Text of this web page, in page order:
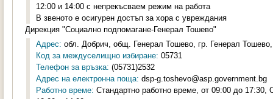
12:00 и 14:00 с непрекъсваем режим на работа
В звеното е осигурен достъп за хора с увреждания
Дирекция "Социално подпомагане-Генерал Тошево"
Адрес: обл. Добрич, общ. Генерал Тошево, гр. Генерал
Код за междуселищно избиране: 05731
Телефон за връзка: (05731)2532
Адрес на електронна поща: dsp-g.toshevo@asp.government.bg
Работно време: Стандартно работно време, от 09:00 до